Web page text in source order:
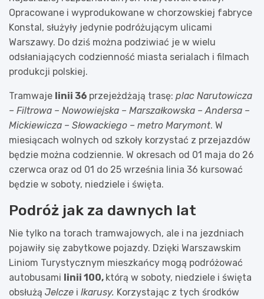
Opracowane i wyprodukowane w chorzowskiej fabryce
Konstal, służyły jedynie podróżującym ulicami
Warszawy. Do dziś można podziwiać je w wielu
odsłaniających codzienność miasta serialach i filmach
produkcji polskiej.
Tramwaje linii 36 przejeżdżają trasę: plac Narutowicza
– Filtrowa – Nowowiejska – Marszałkowska – Andersa –
Mickiewicza – Słowackiego – metro Marymont. W
miesiącach wolnych od szkoły korzystać z przejazdów
będzie można codziennie. W okresach od 01 maja do 26
czerwca oraz od 01 do 25 września linia 36 kursować
będzie w soboty, niedziele i święta.
Podróż jak za dawnych lat
Nie tylko na torach tramwajowych, ale i na jezdniach
pojawiły się zabytkowe pojazdy. Dzięki Warszawskim
Liniom Turystycznym mieszkańcy mogą podróżować
autobusami linii 100, którą w soboty, niedziele i święta
obsłużą Jelcze i Ikarusy. Korzystając z tych środków